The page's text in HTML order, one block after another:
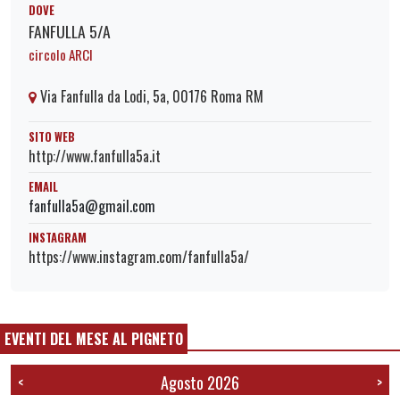
DOVE
FANFULLA 5/A
circolo ARCI
Via Fanfulla da Lodi, 5a, 00176 Roma RM
SITO WEB
http://www.fanfulla5a.it
EMAIL
fanfulla5a@gmail.com
INSTAGRAM
https://www.instagram.com/fanfulla5a/
EVENTI DEL MESE AL PIGNETO
< Agosto 2026 >